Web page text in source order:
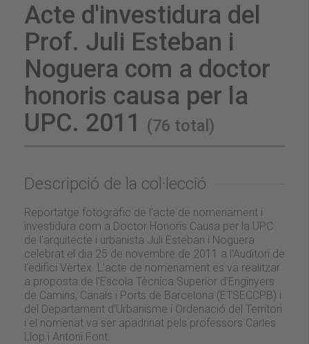
Acte d'investidura del
Prof. Juli Esteban i
Noguera com a doctor
honoris causa per la
UPC. 2011
(76 total)
Descripció de la col·lecció
Reportatge fotogràfic de l'acte de nomenament i
investidura com a Doctor Honoris Causa per la UPC
de l'arquitecte i urbanista Juli Esteban i Noguera
celebrat el dia 25 de novembre de 2011 a l'Auditori de
l'edifici Vèrtex. L'acte de nomenament es va realitzar
a proposta de l'Escola Tècnica Superior d'Enginyers
de Camins, Canals i Ports de Barcelona (ETSECCPB) i
del Departament d'Urbanisme i Ordenació del Territori
i el nomenat va ser apadrinat pels professors Carles
Llop i Antoni Font.